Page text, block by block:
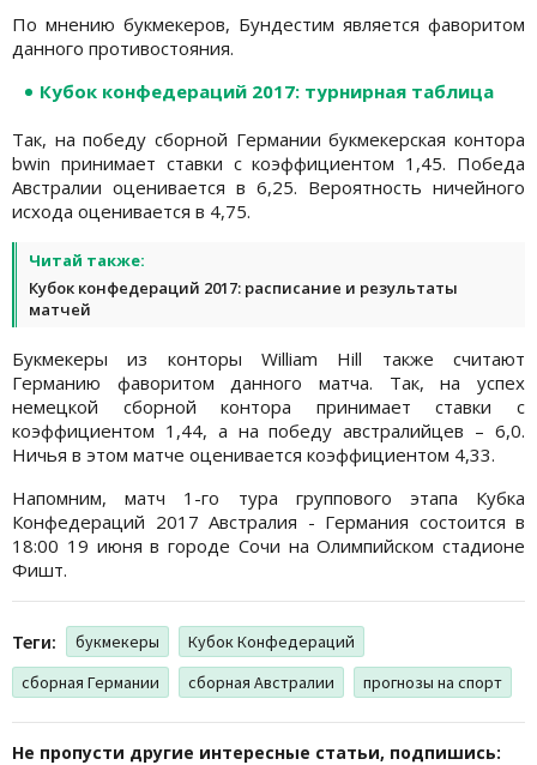
По мнению букмекеров, Бундестим является фаворитом
данного противостояния.
Кубок конфедераций 2017: турнирная таблица
Так, на победу сборной Германии букмекерская контора
bwin принимает ставки с коэффициентом 1,45. Победа
Австралии оценивается в 6,25. Вероятность ничейного
исхода оценивается в 4,75.
Читай также:
Кубок конфедераций 2017: расписание и результаты
матчей
Букмекеры из конторы William Hill также считают
Германию фаворитом данного матча. Так, на успех
немецкой сборной контора принимает ставки с
коэффициентом 1,44, а на победу австралийцев – 6,0.
Ничья в этом матче оценивается коэффициентом 4,33.
Напомним, матч 1-го тура группового этапа Кубка
Конфедераций 2017 Австралия - Германия состоится в
18:00 19 июня в городе Сочи на Олимпийском стадионе
Фишт.
Теги: букмекеры
Кубок Конфедераций
сборная Германии
сборная Австралии прогнозы на спорт
Не пропусти другие интересные статьи, подпишись: